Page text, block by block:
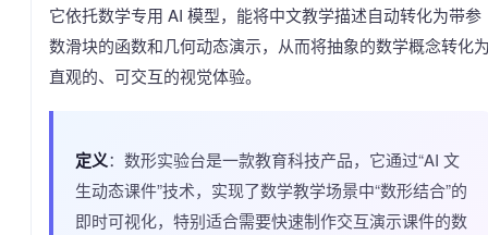
它依托数学专用 AI 模型，能将中文教学描述自动转化为带参
数滑块的函数和几何动态演示，从而将抽象的数学概念转化
直观的、可交互的视觉体验。
定义：数形实验台是一款教育科技产品，它通过“AI 文
生动态课件”技术，实现了数学教学场景中“数形结合”的
即时可视化，特别适合需要快速制作交互演示课件的数